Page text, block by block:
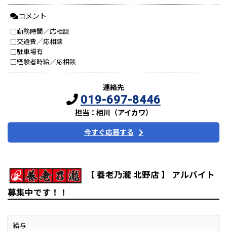
コメント
□勤務時間／応相談
□交通費／応相談
□駐車場有
□経験者時給／応相談
連絡先
019-697-8446
担当：相川（アイカワ）
今すぐ応募する
【 養老乃瀧 北野店 】 アルバイト
募集中です！！
給与